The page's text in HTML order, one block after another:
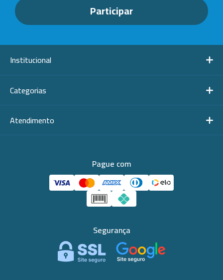
Institucional
Categorias
Atendimento
Pague com
Segurança